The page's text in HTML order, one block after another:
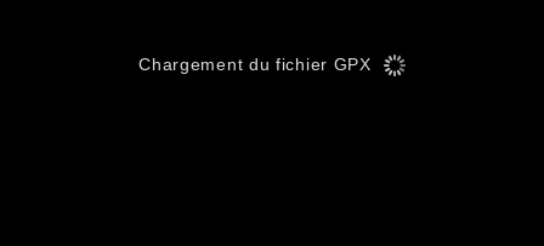
Chargement du fichier GPX